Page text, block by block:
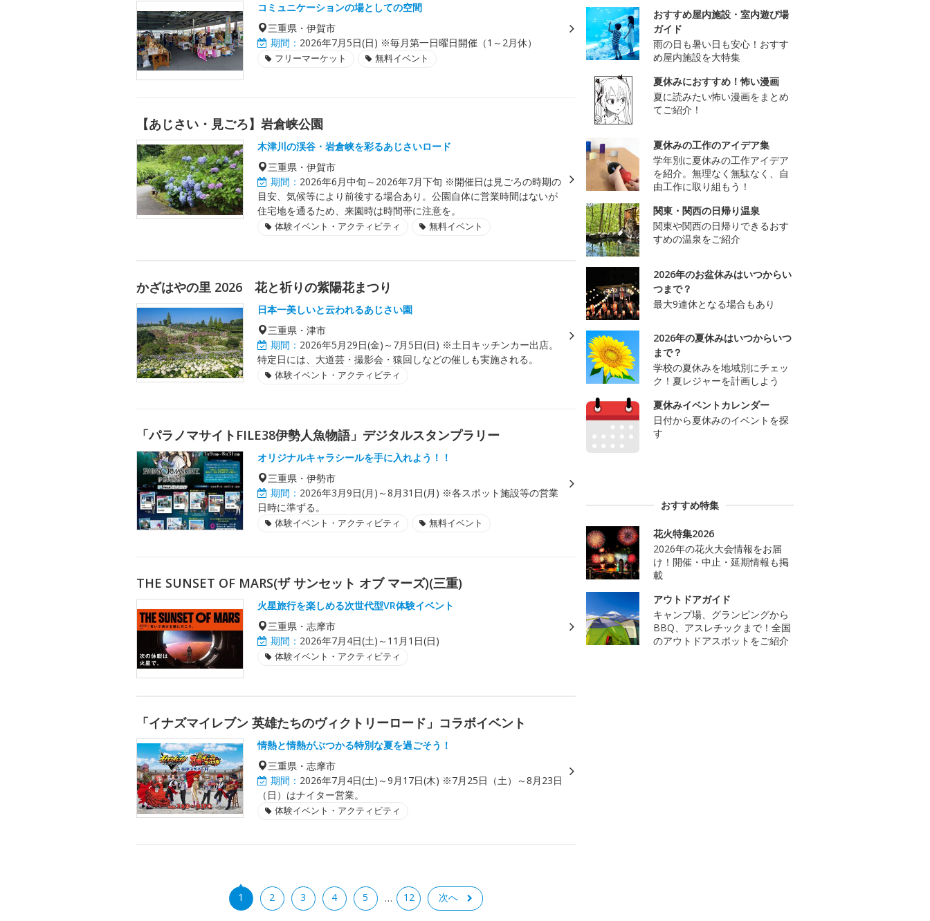
コミュニケーションの場としての空間
三重県・伊賀市
期間： 2026年7月5日(日) ※毎月第一日曜日開催（1～2月休）
フリーマーケット 無料イベント
【あじさい・見ごろ】岩倉峡公園
木津川の渓谷・岩倉峡を彩るあじさいロード
三重県・伊賀市
期間： 2026年6月中旬～2026年7月下旬 ※開催日は見ごろの時期の
目安、気候等により前後する場合あり。公園自体に営業時間はないが
住宅地を通るため、来園時は時間帯に注意を。
体験イベント・アクティビティ 無料イベント
かざはやの里 2026 花と祈りの紫陽花まつり
日本一美しいと云われるあじさい園
三重県・津市
期間： 2026年5月29日(金)～7月5日(日) ※土日キッチンカー出店。
特定日には、大道芸・撮影会・猿回しなどの催しも実施される。
体験イベント・アクティビティ
「パラノマサイトFILE38伊勢人魚物語」デジタルスタンプラリー
オリジナルキャラシールを手に入れよう！！
三重県・伊勢市
期間： 2026年3月9日(月)～8月31日(月) ※各スポット施設等の営業
日時に準ずる。
体験イベント・アクティビティ 無料イベント
THE SUNSET OF MARS(ザ サンセット オブ マーズ)(三重)
火星旅行を楽しめる次世代型VR体験イベント
三重県・志摩市
期間： 2026年7月4日(土)～11月1日(日)
体験イベント・アクティビティ
「イナズマイレブン 英雄たちのヴィクトリーロード」コラボイベント
情熱と情熱がぶつかる特別な夏を過ごそう！
三重県・志摩市
期間： 2026年7月4日(土)～9月17日(木) ※7月25日（土）～8月23日
（日）はナイター営業。
体験イベント・アクティビティ
1 2 3 4 5 … 12 次へ
おすすめ屋内施設・室内遊び場
ガイド
雨の日も暑い日も安心！おすす
め屋内施設を大特集
夏休みにおすすめ！怖い漫画
夏に読みたい怖い漫画をまとめ
てご紹介！
夏休みの工作のアイデア集
学年別に夏休みの工作アイデア
を紹介。無理なく無駄なく、自
由工作に取り組もう！
関東・関西の日帰り温泉
関東や関西の日帰りできるおす
すめの温泉をご紹介
2026年のお盆休みはいつからい
つまで？
最大9連休となる場合もあり
2026年の夏休みはいつからいつ
まで？
学校の夏休みを地域別にチェッ
ク！夏レジャーを計画しよう
夏休みイベントカレンダー
日付から夏休みのイベントを探
す
おすすめ特集
花火特集2026
2026年の花火大会情報をお届
け！開催・中止・延期情報も掲
載
アウトドアガイド
キャンプ場、グランピングから
BBQ、アスレチックまで！全国
のアウトドアスポットをご紹介